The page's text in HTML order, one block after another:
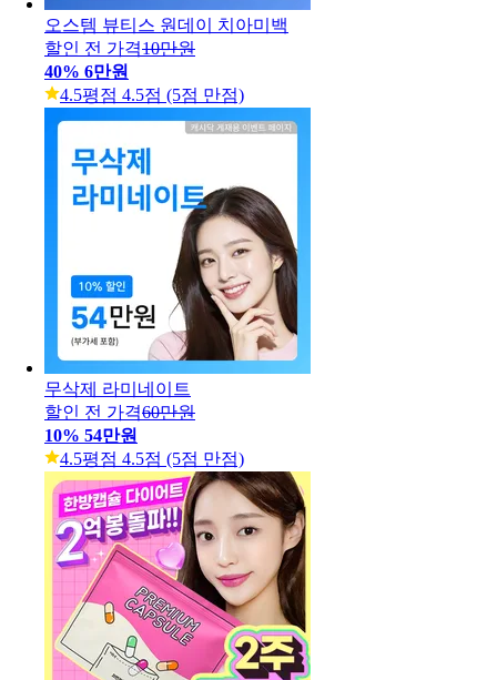
오스템 뷰티스 원데이 치아미백
할인 전 가격10만원
40% 6만원
4.5평점 4.5점 (5점 만점)
무삭제 라미네이트
할인 전 가격60만원
10% 54만원
4.5평점 4.5점 (5점 만점)